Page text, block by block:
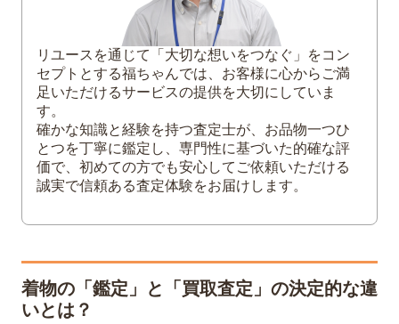
1. 証紙と落款：着物の「血統書」ともい
える真贋の証
証紙とは？
落款とは？
3. 状態：再販価値を決定づけるコンディ
ション
4. 寸法：現代のニーズに合うサイズか
ド
3
タンスに眠るお宝かも？高く売れる着物と
買取相場
有名産地・有名作家・老舗ブランドの着
リユースを通じて「大切な想いをつなぐ」をコン
セプトとする福ちゃんでは、お客様に心からご満
足いただけるサービスの提供を大切にしていま
す。
確かな知識と経験を持つ査定士が、お品物一つひ
とつを丁寧に鑑定し、専門性に基づいた的確な評
価で、初めての方でも安心してご依頼いただける
誠実で信頼ある査定体験をお届けします。
着物の「鑑定」と「買取査定」の決定的な違
いとは？